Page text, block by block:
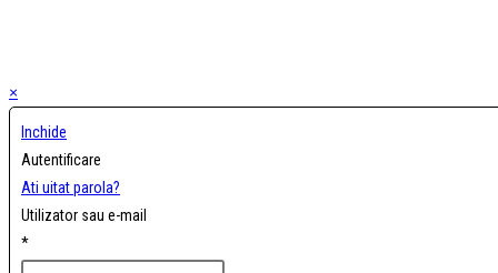
×
Inchide
Autentificare
Ati uitat parola?
Utilizator sau e-mail
*